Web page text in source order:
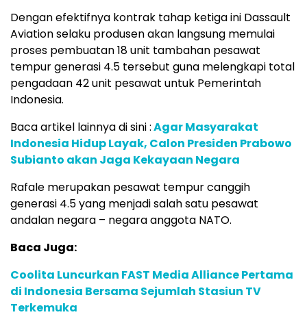
Dengan efektifnya kontrak tahap ketiga ini Dassault
Aviation selaku produsen akan langsung memulai
proses pembuatan 18 unit tambahan pesawat
tempur generasi 4.5 tersebut guna melengkapi total
pengadaan 42 unit pesawat untuk Pemerintah
Indonesia.
Baca artikel lainnya di sini :Agar Masyarakat
Indonesia Hidup Layak, Calon Presiden Prabowo
Subianto akan Jaga Kekayaan Negara
Rafale merupakan pesawat tempur canggih
generasi 4.5 yang menjadi salah satu pesawat
andalan negara – negara anggota NATO.
Baca Juga:
Coolita Luncurkan FAST Media Alliance Pertama
di Indonesia Bersama Sejumlah Stasiun TV
Terkemuka